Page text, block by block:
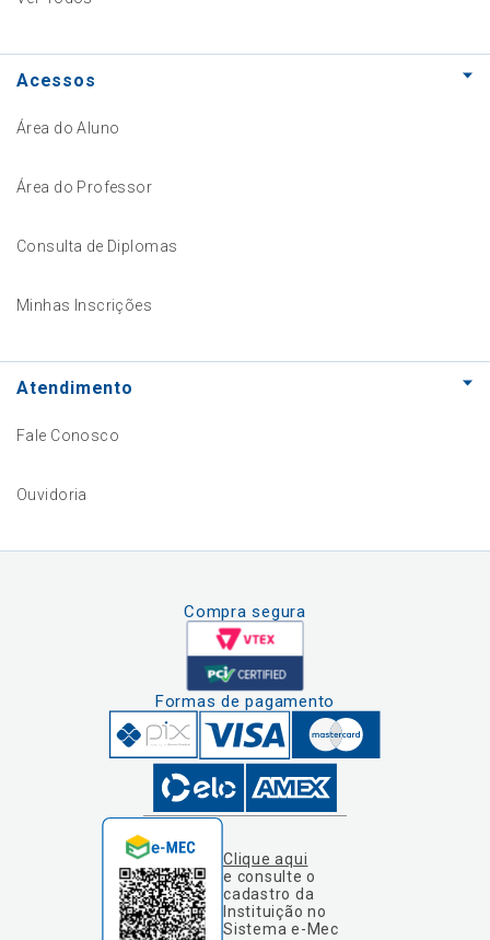
Acessos
Área do Aluno
Área do Professor
Consulta de Diplomas
Minhas Inscrições
Atendimento
Fale Conosco
Ouvidoria
Compra segura
Formas de pagamento
Clique aqui
e consulte o
cadastro da
Instituição no
Sistema e-Mec